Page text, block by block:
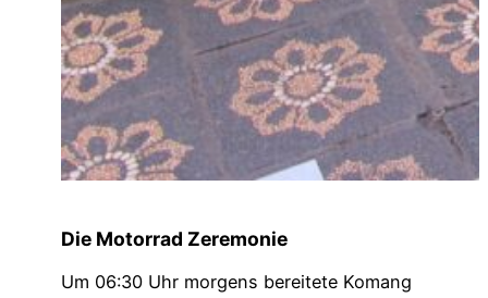
Die Motorrad Zeremonie
Um 06:30 Uhr morgens bereitete Komang